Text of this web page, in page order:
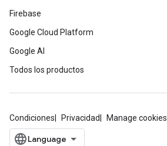
Firebase
Google Cloud Platform
Google AI
Todos los productos
Condiciones Privacidad Manage cookies